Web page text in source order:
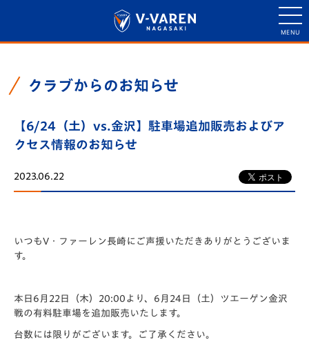
クラブからのお知らせ
【6/24（土）vs.金沢】駐車場追加販売およびア
クセス情報のお知らせ
2023.06.22
いつもV・ファーレン長崎にご声援いただきありがとうございま
す。
本日6月22日（木）20:00より、6月24日（土）ツエーゲン金沢
戦の有料駐車場を追加販売いたします。
台数には限りがございます。ご了承ください。